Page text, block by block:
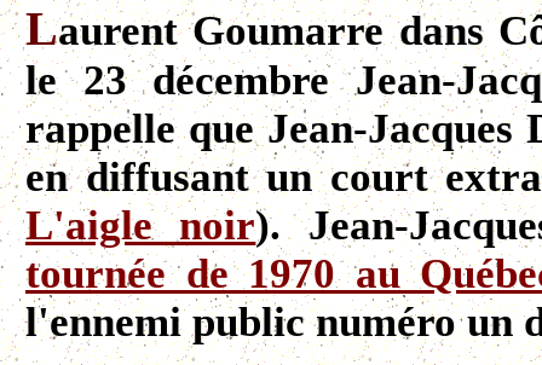
Laurent Goumarre dans
le 23 décembre Jean-
rappelle que Jean-
en diffusant un court
L'aigle noir). Jean-
tournée de 1970 au
l'ennemi public numéro un